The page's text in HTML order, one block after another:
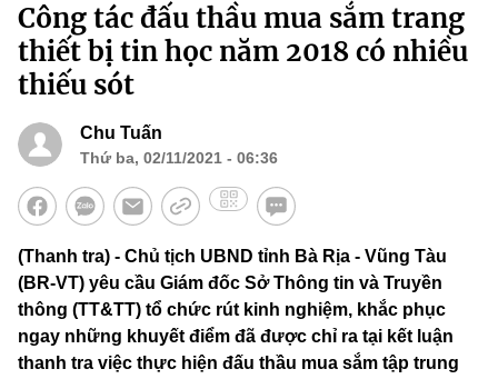
Công tác đấu thầu mua sắm trang
thiết bị tin học năm 2018 có nhiều
thiếu sót
Chu Tuấn
Thứ ba, 02/11/2021 - 06:36
(Thanh tra) - Chủ tịch UBND tỉnh Bà Rịa - Vũng Tàu
(BR-VT) yêu cầu Giám đốc Sở Thông tin và Truyền
thông (TT&TT) tổ chức rút kinh nghiệm, khắc phục
ngay những khuyết điểm đã được chỉ ra tại kết luận
thanh tra việc thực hiện đấu thầu mua sắm tập trung